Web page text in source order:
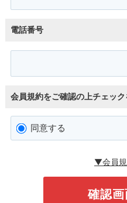
電話番号
会員規約をご確認の上チェッ
同意する
▼会員